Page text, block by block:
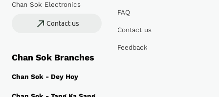
Chan Sok Electronics
Contact us
Chan Sok Branches
Chan Sok - Dey Hoy
FAQ
Contact us
Feedback